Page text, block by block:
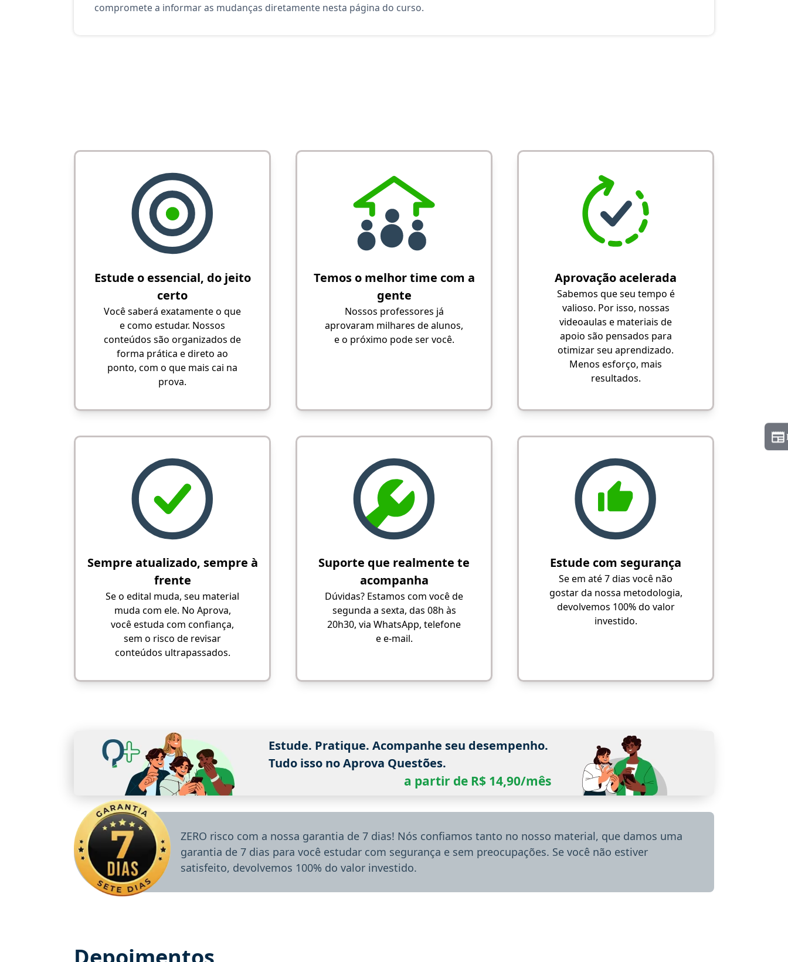
compromete a informar as mudanças diretamente nesta página do curso.
Estude o essencial, do jeito
certo
Você saberá exatamente o que
e como estudar. Nossos
conteúdos são organizados de
forma prática e direto ao
ponto, com o que mais cai na
prova.
Temos o melhor time com a
gente
Nossos professores já
aprovaram milhares de alunos,
e o próximo pode ser você.
Aprovação acelerada
Sabemos que seu tempo é
valioso. Por isso, nossas
videoaulas e materiais de
apoio são pensados para
otimizar seu aprendizado.
Menos esforço, mais
resultados.
Sempre atualizado, sempre à
frente
Se o edital muda, seu material
muda com ele. No Aprova,
você estuda com confiança,
sem o risco de revisar
conteúdos ultrapassados.
Suporte que realmente te
acompanha
Dúvidas? Estamos com você de
segunda a sexta, das 08h às
20h30, via WhatsApp, telefone
e e-mail.
Estude com segurança
Se em até 7 dias você não
gostar da nossa metodologia,
devolvemos 100% do valor
investido.
Estude. Pratique. Acompanhe seu desempenho.
Tudo isso no Aprova Questões.
a partir de R$ 14,90/mês
ZERO risco com a nossa garantia de 7 dias! Nós confiamos tanto no nosso material, que damos uma
garantia de 7 dias para você estudar com segurança e sem preocupações. Se você não estiver
satisfeito, devolvemos 100% do valor investido.